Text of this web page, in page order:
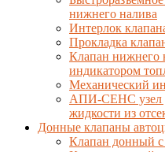
нижнего налива
Интерлок
Прокладка
Клапан нижнего
индикатором
Механический
АПИ-СЕНС узел
жидкости из
Донные клапаны
Клапан донный